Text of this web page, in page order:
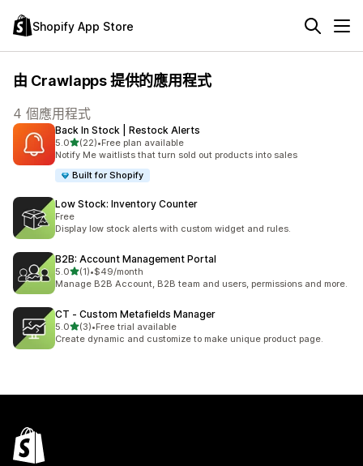
Shopify App Store
由 Crawlapps 提供的應用程式
4 個應用程式
Back In Stock | Restock Alerts
5.0滿分 5 顆星
(22)
共有 22 則評價
•Free plan available
Notify Me waitlists that turn sold out products into sales
Built for Shopify
Low Stock: Inventory Counter
Free
Display low stock alerts with custom widget and rules.
B2B: Account Management Portal
5.0滿分 5 顆星
(1)
共有 1 則評價
•$49/month
Manage B2B Account, B2B team and users, permissions and more.
CT ‑ Custom Metafields Manager
5.0滿分 5 顆星
(3)
共有 3 則評價
•Free trial available
Create dynamic and customize to make unique product page.